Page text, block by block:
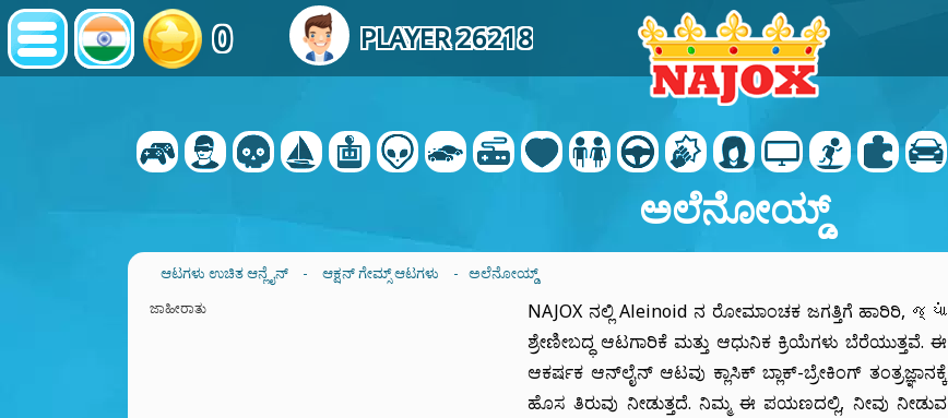
0 PLAYER 26218
ಅಲೆನೋಯ್ಡ್
ಆಟಗಳು ಉಚಿತ ಆನ್ಲೈನ್ - ಆಕ್ಷನ್ ಗೇಮ್ಸ್ ಆಟಗಳು - ಅಲೆನೋಯ್ಡ್
ಜಾಹೀರಾತು
NAJOX ನಲ್ಲಿ Aleinoid ನ ರೋಮಾಂಚಕ ಜಗತ್ತಿಗೆ ಹಾರಿರಿ, જ્યાં
ಶ್ರೇಣೀಬದ್ಧ ಆಟಗಾರಿಕೆ ಮತ್ತು ಆಧುನಿಕ ಕ್ರಿಯೆಗಳು ಬೆರೆಯುತ್ತವೆ. ಈ
ಆಕರ್ಷಕ ಆನ್‌ಲೈನ್ ಆಟವು ಕ್ಲಾಸಿಕ್ ಬ್ಲಾಕ್-ಬ್ರೇಕಿಂಗ್ ತಂತ್ರಜ್ಞಾನಕ್ಕೆ
ಹೊಸ ತಿರುವು ನೀಡುತ್ತದೆ. ನಿಮ್ಮ ಈ ಪಯಣದಲ್ಲಿ, ನೀವು ನೀಡುವ